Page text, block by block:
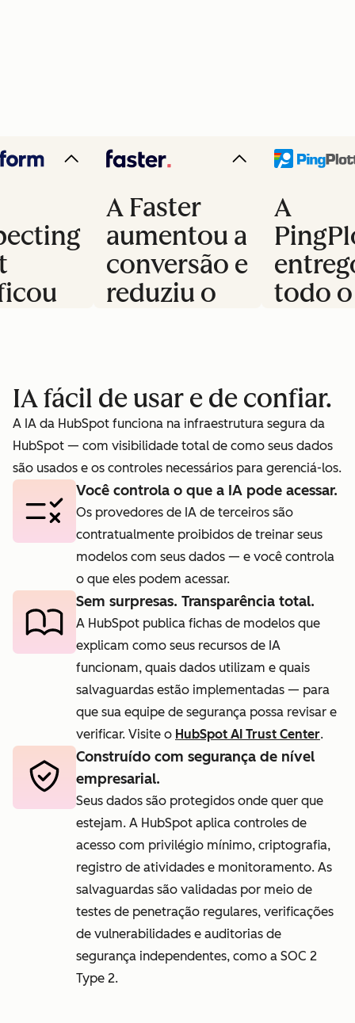
A Faster
aumentou a
conversão e
reduziu o
Prospecting
Agent
A
todo o
Agent.
IA fácil de usar e de confiar.
A IA da HubSpot funciona na infraestrutura segura da
HubSpot — com visibilidade total de como seus dados
são usados e os controles necessários para gerenciá-los.
Você controla o que a IA pode acessar.
Os provedores de IA de terceiros são
contratualmente proibidos de treinar seus
modelos com seus dados — e você controla
o que eles podem acessar.
Sem surpresas. Transparência total.
A HubSpot publica fichas de modelos que
explicam como seus recursos de IA
funcionam, quais dados utilizam e quais
salvaguardas estão implementadas — para
que sua equipe de segurança possa revisar e
verificar. Visite o HubSpot AI Trust Center.
Construído com segurança de nível
empresarial.
Seus dados são protegidos onde quer que
estejam. A HubSpot aplica controles de
acesso com privilégio mínimo, criptografia,
registro de atividades e monitoramento. As
salvaguardas são validadas por meio de
testes de penetração regulares, verificações
de vulnerabilidades e auditorias de
segurança independentes, como a SOC 2
Type 2.